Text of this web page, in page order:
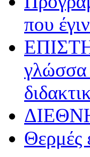
που
γλώσσα
Θερμές